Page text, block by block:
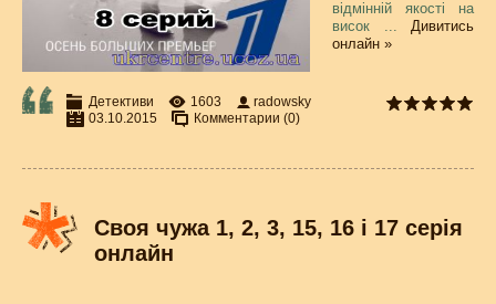
відмінній якості на
висок ... Дивитись
онлайн »
Детективи 1603
radowsky
03.10.2015
Комментарии (0)
Своя чужа 1, 2, 3, 15, 16 і 17 серія
онлайн